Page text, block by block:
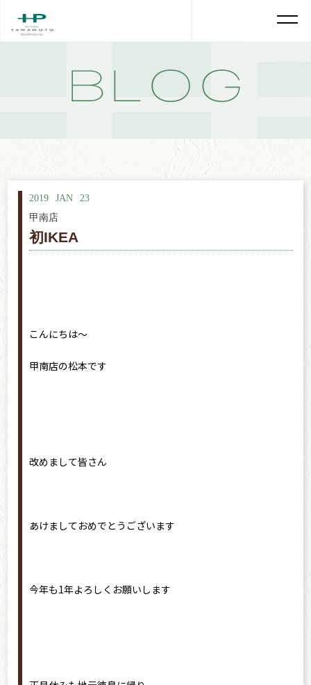
23
2019 JAN
甲南店
初IKEA
こんにちは〜
甲南店の松本です
改めまして皆さん
あけましておめでとうございます
今年も1年よろしくお願いします